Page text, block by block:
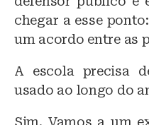
chegar a esse
um acordo entre as
A escola precisa
usado ao longo do
Sim. Vamos a um